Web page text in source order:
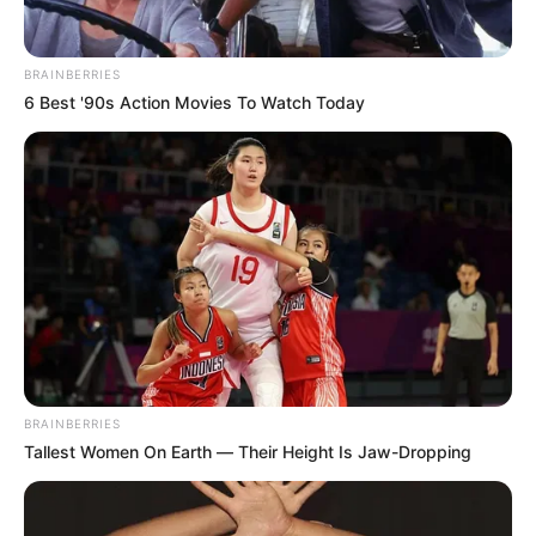
“Aquí tienenuna cancha pintada por la comunidad,
BRAINBERRIES
6 Best '90s Action Movies To Watch Today
BRAINBERRIES
Tallest Women On Earth — Their Height Is Jaw-Dropping